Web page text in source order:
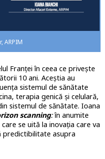
ARPIM
Franței în ceea ce privește
10 ani. Aceștia au
sistemul de sănătate
terapia genică și celulară,
sistemul de sănătate. Ioana
scanning:în anumite
se uită la inovația care va
predictibilitate asupra